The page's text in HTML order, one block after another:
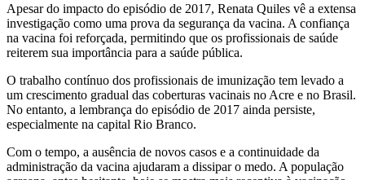
Apesar do impacto do episódio de 2017, Renata Quiles vê a extensa
investigação como uma prova da segurança da vacina. A confiança
na vacina foi reforçada, permitindo que os profissionais de saúde
reiterem sua importância para a saúde pública.
O trabalho contínuo dos profissionais de imunização tem levado a
um crescimento gradual das coberturas vacinais no Acre e no Brasil.
No entanto, a lembrança do episódio de 2017 ainda persiste,
especialmente na capital Rio Branco.
Com o tempo, a ausência de novos casos e a continuidade da
administração da vacina ajudaram a dissipar o medo. A população